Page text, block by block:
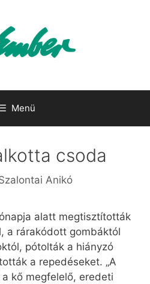
Menü
csoda
Anikó
alatt megtisztították
a rárakódott gombáktól
pótolták a hiányzó
a repedéseket. „A
kő megfelelő, eredeti